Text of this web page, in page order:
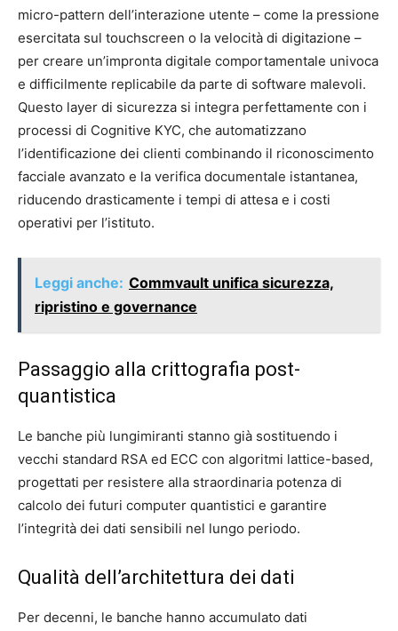
micro-pattern dell’interazione utente – come la pressione
esercitata sul touchscreen o la velocità di digitazione –
per creare un’impronta digitale comportamentale univoca
e difficilmente replicabile da parte di software malevoli.
Questo layer di sicurezza si integra perfettamente con i
processi di Cognitive KYC, che automatizzano
l’identificazione dei clienti combinando il riconoscimento
facciale avanzato e la verifica documentale istantanea,
riducendo drasticamente i tempi di attesa e i costi
operativi per l’istituto.
Leggi anche: Commvault unifica sicurezza,
ripristino e governance
Passaggio alla crittografia post-
quantistica
Le banche più lungimiranti stanno già sostituendo i
vecchi standard RSA ed ECC con algoritmi lattice-based,
progettati per resistere alla straordinaria potenza di
calcolo dei futuri computer quantistici e garantire
l’integrità dei dati sensibili nel lungo periodo.
Qualità dell’architettura dei dati
Per decenni, le banche hanno accumulato dati